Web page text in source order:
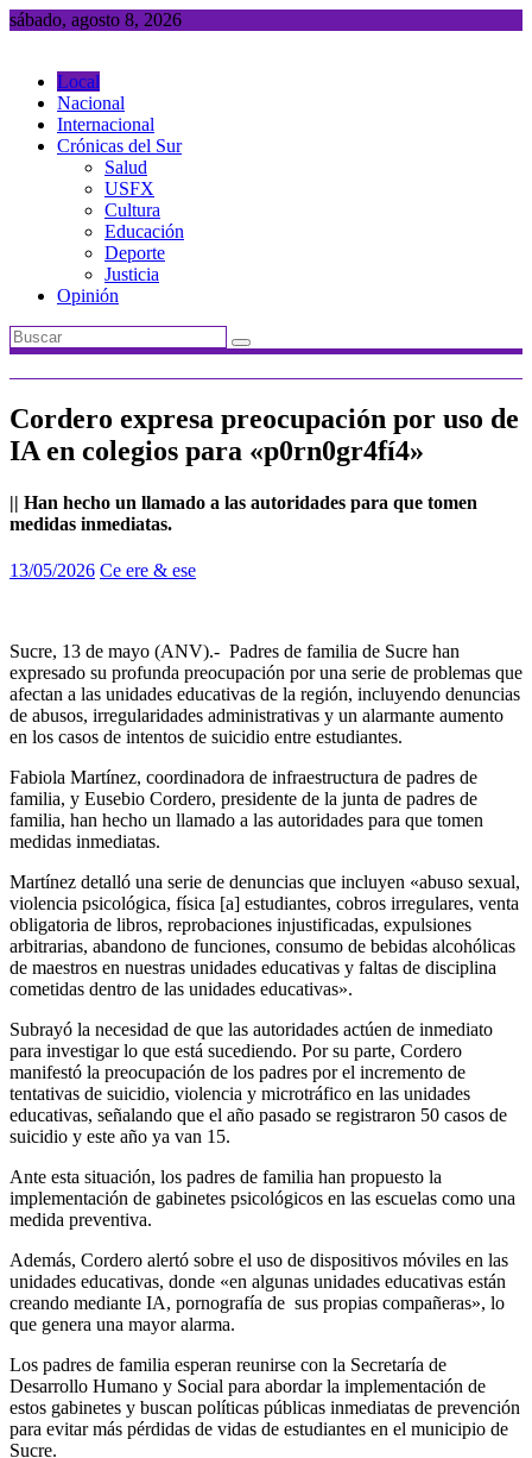
Saltar
sábado, agosto 8, 2026
Local
Nacional
Internacional
Crónicas del Sur
Salud
USFX
Cultura
Educación
Deporte
Justicia
Opinión
Cordero expresa preocupación por uso de
IA en colegios para «p0rn0gr4fí4»
|| Han hecho un llamado a las autoridades para que tomen
medidas inmediatas.
13/05/2026 Ce ere & ese
Sucre, 13 de mayo (ANV).- Padres de familia de Sucre han
expresado su profunda preocupación por una serie de problemas que
afectan a las unidades educativas de la región, incluyendo denuncias
de abusos, irregularidades administrativas y un alarmante aumento
en los casos de intentos de suicidio entre estudiantes.
Fabiola Martínez, coordinadora de infraestructura de padres de
familia, y Eusebio Cordero, presidente de la junta de padres de
familia, han hecho un llamado a las autoridades para que tomen
medidas inmediatas.
Martínez detalló una serie de denuncias que incluyen «abuso sexual,
violencia psicológica, física [a] estudiantes, cobros irregulares, venta
obligatoria de libros, reprobaciones injustificadas, expulsiones
arbitrarias, abandono de funciones, consumo de bebidas alcohólicas
de maestros en nuestras unidades educativas y faltas de disciplina
cometidas dentro de las unidades educativas».
Subrayó la necesidad de que las autoridades actúen de inmediato
para investigar lo que está sucediendo. Por su parte, Cordero
manifestó la preocupación de los padres por el incremento de
tentativas de suicidio, violencia y microtráfico en las unidades
educativas, señalando que el año pasado se registraron 50 casos de
suicidio y este año ya van 15.
Ante esta situación, los padres de familia han propuesto la
implementación de gabinetes psicológicos en las escuelas como una
medida preventiva.
Además, Cordero alertó sobre el uso de dispositivos móviles en las
unidades educativas, donde «en algunas unidades educativas están
creando mediante IA, pornografía de sus propias compañeras», lo
que genera una mayor alarma.
Los padres de familia esperan reunirse con la Secretaría de
Desarrollo Humano y Social para abordar la implementación de
estos gabinetes y buscan políticas públicas inmediatas de prevención
para evitar más pérdidas de vidas de estudiantes en el municipio de
Sucre.